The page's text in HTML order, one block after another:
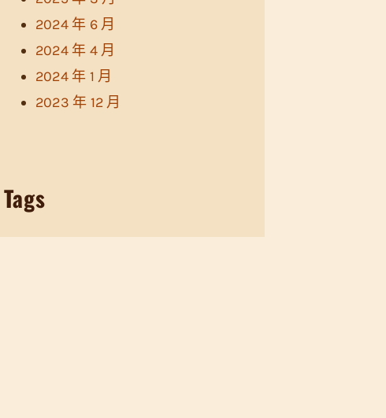
2024 年 6 月
2024 年 4 月
2024 年 1 月
2023 年 12 月
Tags